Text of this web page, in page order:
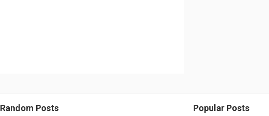
Random Posts Popular Posts